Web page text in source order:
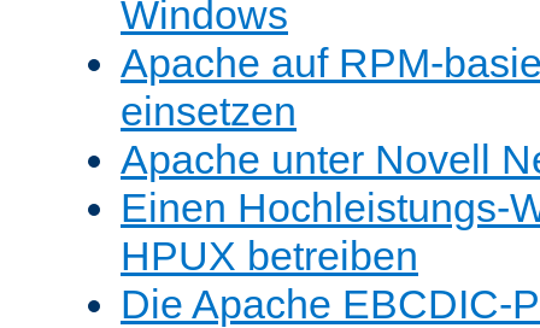
Windows
Apache auf RPM-
einsetzen
Apache unter Novell
Einen Hochleistungs-
HPUX betreiben
Die Apache EBCDIC-